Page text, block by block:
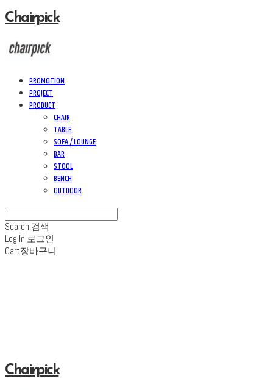
Chairpick
PROMOTION
PROJECT
PRODUCT
CHAIR
TABLE
SOFA / LOUNGE
BAR
STOOL
BENCH
OUTDOOR
Search 검색
Log In 로그인
Cart장바구니
Chairpick